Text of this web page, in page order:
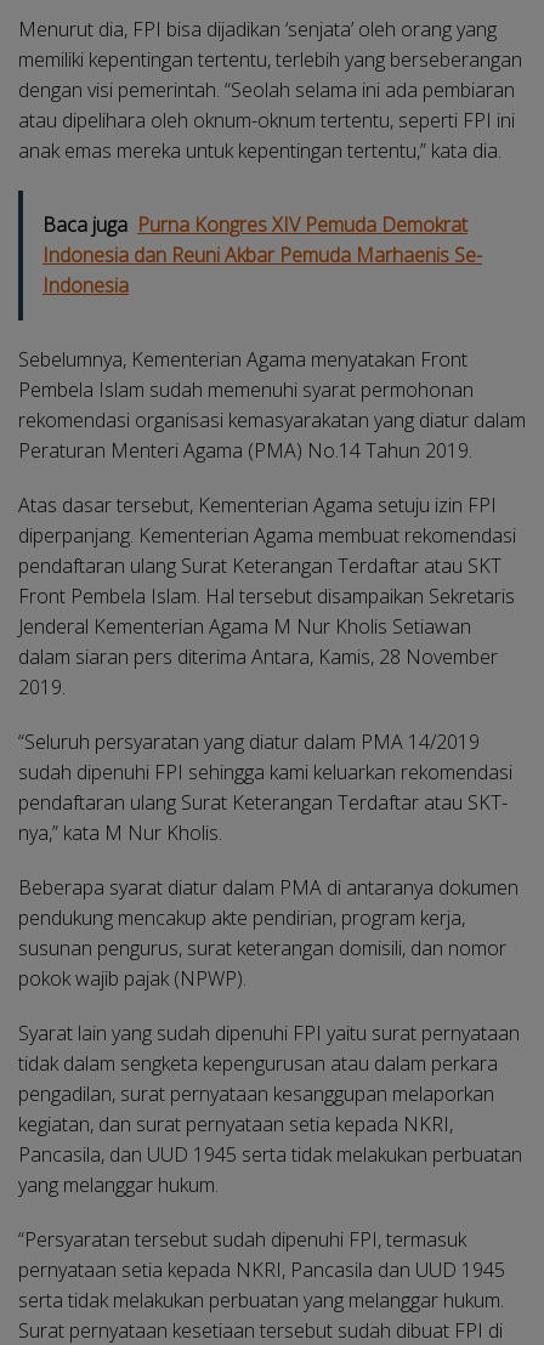
Menurut dia, FPI bisa dijadikan ‘senjata’ oleh orang yang
memiliki kepentingan tertentu, terlebih yang berseberangan
dengan visi pemerintah. “Seolah selama ini ada pembiaran
atau dipelihara oleh oknum-oknum tertentu, seperti FPI ini
anak emas mereka untuk kepentingan tertentu,” kata dia.
Baca juga Purna Kongres XIV Pemuda Demokrat
Indonesia dan Reuni Akbar Pemuda Marhaenis Se-
Indonesia
Sebelumnya, Kementerian Agama menyatakan Front
Pembela Islam sudah memenuhi syarat permohonan
rekomendasi organisasi kemasyarakatan yang diatur dalam
Peraturan Menteri Agama (PMA) No.14 Tahun 2019.
Atas dasar tersebut, Kementerian Agama setuju izin FPI
diperpanjang. Kementerian Agama membuat rekomendasi
pendaftaran ulang Surat Keterangan Terdaftar atau SKT
Front Pembela Islam. Hal tersebut disampaikan Sekretaris
Jenderal Kementerian Agama M Nur Kholis Setiawan
dalam siaran pers diterima Antara, Kamis, 28 November
2019.
“Seluruh persyaratan yang diatur dalam PMA 14/2019
sudah dipenuhi FPI sehingga kami keluarkan rekomendasi
pendaftaran ulang Surat Keterangan Terdaftar atau SKT-
nya,” kata M Nur Kholis.
Beberapa syarat diatur dalam PMA di antaranya dokumen
pendukung mencakup akte pendirian, program kerja,
susunan pengurus, surat keterangan domisili, dan nomor
pokok wajib pajak (NPWP).
Syarat lain yang sudah dipenuhi FPI yaitu surat pernyataan
tidak dalam sengketa kepengurusan atau dalam perkara
pengadilan, surat pernyataan kesanggupan melaporkan
kegiatan, dan surat pernyataan setia kepada NKRI,
Pancasila, dan UUD 1945 serta tidak melakukan perbuatan
yang melanggar hukum.
“Persyaratan tersebut sudah dipenuhi FPI, termasuk
pernyataan setia kepada NKRI, Pancasila dan UUD 1945
serta tidak melakukan perbuatan yang melanggar hukum.
Surat pernyataan kesetiaan tersebut sudah dibuat FPI di